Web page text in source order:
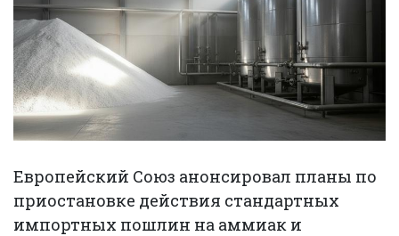
Европейский Союз анонсировал планы по
приостановке действия стандартных
импортных пошлин на аммиак и